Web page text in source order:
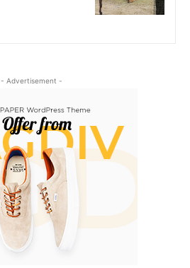
- Advertisement -